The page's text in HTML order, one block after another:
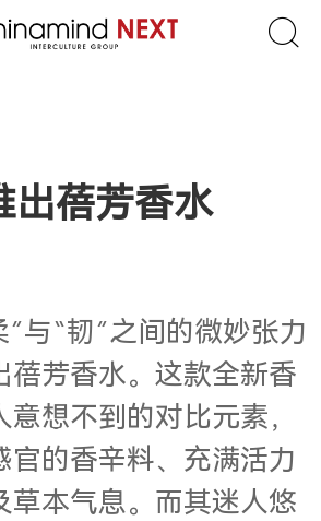
蓓芳香水
与“韧”之间的微妙张力
蓓芳香水。这款全新香
想不到的对比元素，
官的香辛料、充满活力
草本气息。而其迷人悠